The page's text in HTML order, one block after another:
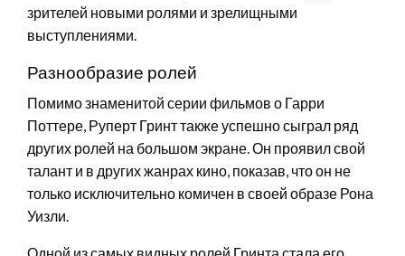
зрителей новыми ролями и зрелищными
выступлениями.
Разнообразие ролей
Помимо знаменитой серии фильмов о Гарри
Поттере, Руперт Гринт также успешно сыграл ряд
других ролей на большом экране. Он проявил свой
талант и в других жанрах кино, показав, что он не
только исключительно комичен в своей образе Рона
Уизли.